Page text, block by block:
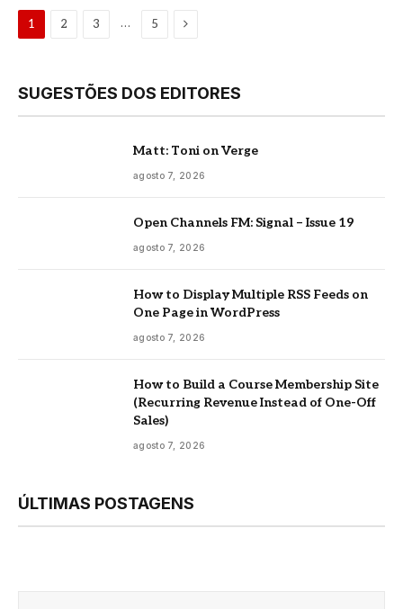
1 2 3 … 5 Proximo
SUGESTÕES DOS EDITORES
Matt: Toni on Verge
agosto 7, 2026
Open Channels FM: Signal – Issue 19
agosto 7, 2026
How to Display Multiple RSS Feeds on
One Page in WordPress
agosto 7, 2026
How to Build a Course Membership Site
(Recurring Revenue Instead of One-Off
Sales)
agosto 7, 2026
ÚLTIMAS POSTAGENS